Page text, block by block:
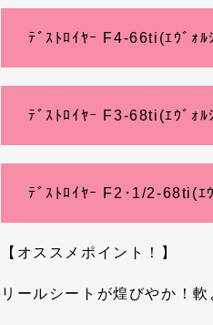
ﾃﾞｽﾄﾛｲﾔｰ F4-66ti(ｴｳﾞｫ
ﾃﾞｽﾄﾛｲﾔｰ F3-68ti(ｴｳﾞｫ
ﾃﾞｽﾄﾛｲﾔｰ F2･1/2-68ti(ｴ
【オススメポイント！】
リールシートが煌びやか！